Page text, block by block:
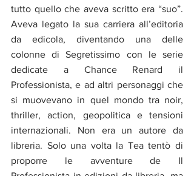
tutto quello che aveva scritto era “suo”.
Aveva legato la sua carriera all’editoria
da edicola, diventando una delle
colonne di Segretissimo con le serie
dedicate a Chance Renard il
Professionista, e ad altri personaggi che
si muovevano in quel mondo tra noir,
thriller, action, geopolitica e tensioni
internazionali. Non era un autore da
libreria. Solo una volta la Tea tentò di
proporre le avventure de Il